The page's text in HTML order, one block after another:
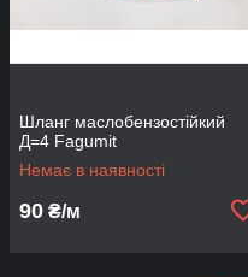
Шланг маслобензостійкий
Д=4 Fagumit
Немає в наявності
90 ₴/м